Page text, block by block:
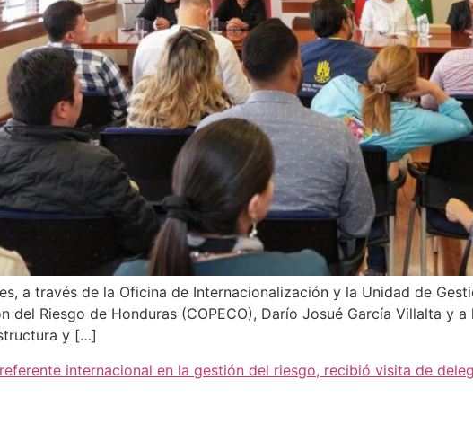
a través de la Oficina de Internacionalización y la Unidad de
del Riesgo de Honduras (COPECO), Darío Josué García Villalta y
y […]
internacional en la gestión del riesgo, recibió visita de